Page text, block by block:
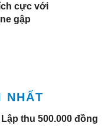
cực với
gập
NHẤT
thu 500.000 đồng